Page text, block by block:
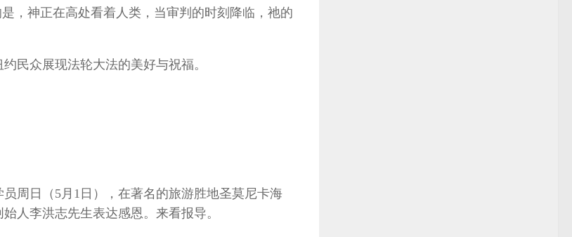
，神正在高处看着人类，当审判的时刻降临，祂的
民众展现法轮大法的美好与祝福。
员周日（5月1日），在著名的旅游胜地圣莫尼卡海
人李洪志先生表达感恩。来看报导。